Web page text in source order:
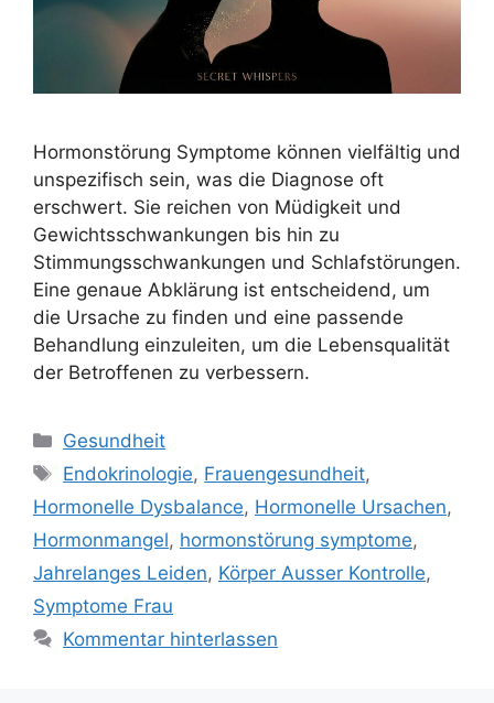
Hormonstörung Symptome können vielfältig und
unspezifisch sein, was die Diagnose oft
erschwert. Sie reichen von Müdigkeit und
Gewichtsschwankungen bis hin zu
Stimmungsschwankungen und Schlafstörungen.
Eine genaue Abklärung ist entscheidend, um
die Ursache zu finden und eine passende
Behandlung einzuleiten, um die Lebensqualität
der Betroffenen zu verbessern.
Kategorien
Gesundheit
Schlagwörter
Endokrinologie, Frauengesundheit,
Hormonelle Dysbalance, Hormonelle Ursachen,
Hormonmangel, hormonstörung symptome,
Jahrelanges Leiden, Körper Ausser Kontrolle,
Symptome Frau
Kommentar hinterlassen